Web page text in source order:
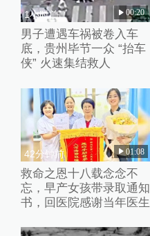
1小时前 00:20
男子遭遇车祸被卷入车
底，贵州毕节一众 “抬车
侠” 火速集结救人
42分钟前 01:08
救命之恩十八载念念不
忘，早产女孩带录取通知
书，回医院感谢当年医生